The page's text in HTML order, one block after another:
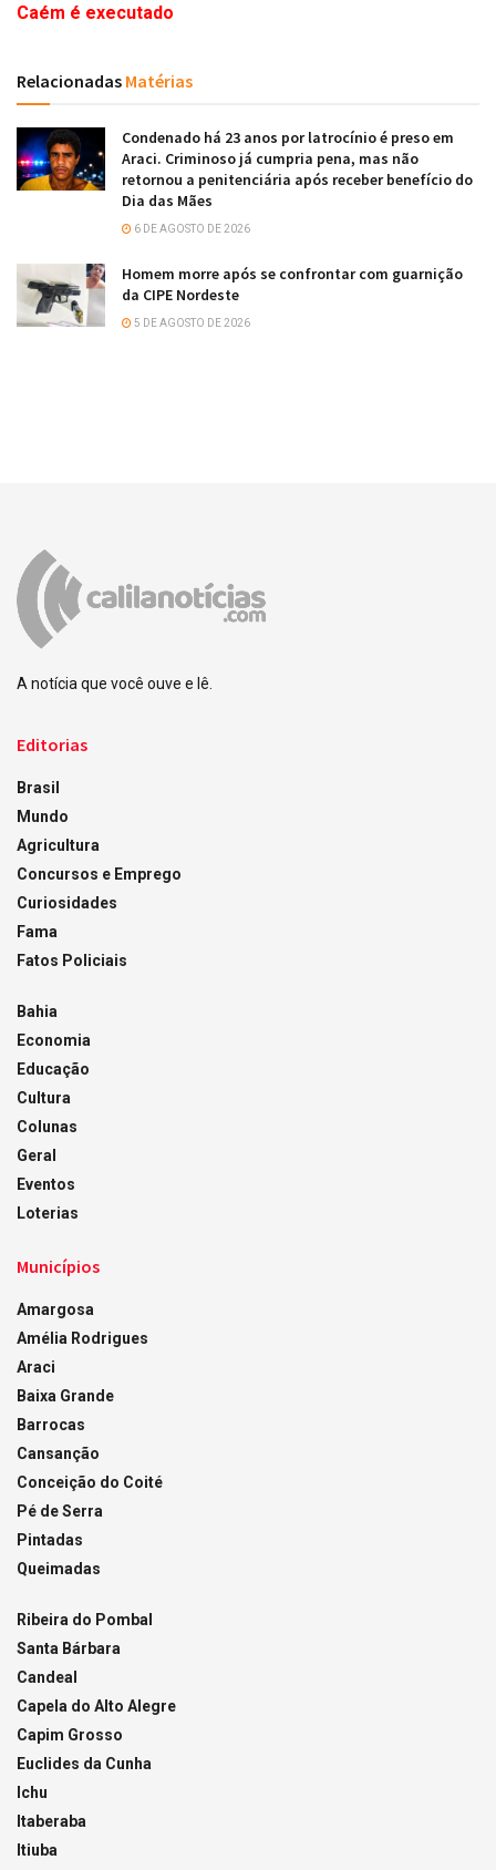
Caém é executado
Relacionadas Matérias
Condenado há 23 anos por latrocínio é preso em
Araci. Criminoso já cumpria pena, mas não
retornou a penitenciária após receber benefício do
Dia das Mães
6 DE AGOSTO DE 2026
Homem morre após se confrontar com guarnição
da CIPE Nordeste
5 DE AGOSTO DE 2026
A notícia que você ouve e lê.
Editorias
Brasil
Mundo
Agricultura
Concursos e Emprego
Curiosidades
Fama
Fatos Policiais
Bahia
Economia
Educação
Cultura
Colunas
Geral
Eventos
Loterias
Municípios
Amargosa
Amélia Rodrigues
Araci
Baixa Grande
Barrocas
Cansanção
Conceição do Coité
Pé de Serra
Pintadas
Queimadas
Ribeira do Pombal
Santa Bárbara
Candeal
Capela do Alto Alegre
Capim Grosso
Euclides da Cunha
Ichu
Itaberaba
Itiuba